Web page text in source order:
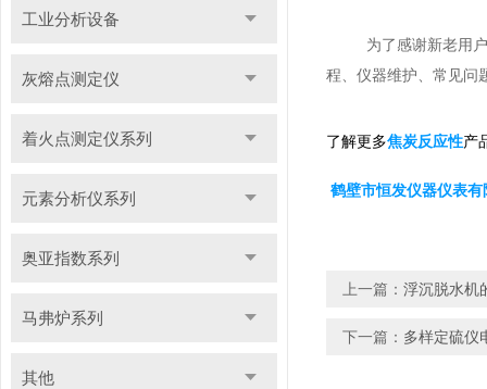
工业分析设备
灰熔点测定仪
着火点测定仪系列
元素分析仪系列
奥亚指数系列
马弗炉系列
其他
为了感谢新老用
程、仪器维护、常见问
了解更多焦炭反应性产
鹤壁市恒发仪器仪表有
上一篇： 浮沉脱水机
下一篇： 多样定硫仪